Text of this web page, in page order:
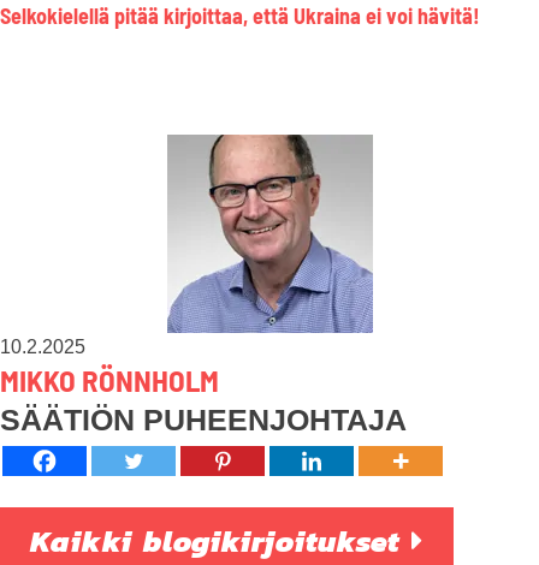
Selkokielellä pitää kirjoittaa, että Ukraina ei voi hävitä!
10.2.2025
MIKKO RÖNNHOLM
SÄÄTIÖN PUHEENJOHTAJA
Kaikki blogikirjoitukset